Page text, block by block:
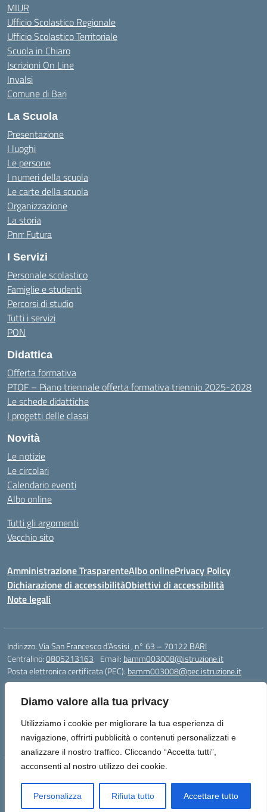
Diamo valore alla tua privacy
Utilizziamo i cookie per migliorare la tua esperienza di
navigazione, offrirti pubblicità o contenuti personalizzati e
analizzare il nostro traffico. Cliccando “Accetta tutti”,
acconsenti al nostro utilizzo dei cookie.
Personalizza Rifiuta tutto Accettare tutto
MIUR
Ufficio Scolastico Regionale
Ufficio Scolastico Territoriale
Scuola in Chiaro
Iscrizioni On Line
Invalsi
Comune di Bari
La Scuola
Presentazione
I luoghi
Le persone
I numeri della scuola
Le carte della scuola
Organizzazione
La storia
Pnrr Futura
I Servizi
Personale scolastico
Famiglie e studenti
Percorsi di studio
Tutti i servizi
PON
Didattica
Offerta formativa
PTOF – Piano triennale offerta formativa triennio 2025-2028
Le schede didattiche
I progetti delle classi
Novità
Le notizie
Le circolari
Calendario eventi
Albo online
Tutti gli argomenti
Vecchio sito
Amministrazione TrasparenteAlbo onlinePrivacy Policy
Dichiarazione di accessibilitàObiettivi di accessibilità
Note legali
Indirizzo:Via San Francesco d’Assisi , n° 63 – 70122 BARI
Centralino:0805213163 Email: bamm003008@istruzione.it
Posta elettronica certificata (PEC): bamm003008@pec.istruzione.it
Codice meccanografico: BAMM003008
Codice Indice delle Pubbliche Amministrazioni (IPA): istsc_bamm003008
Codice unico di fatturazione (CUF): UFZ1FY